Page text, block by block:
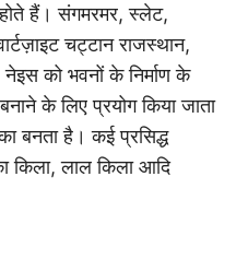
हैं। संगमरमर, स्लेट,
चट्टान राजस्थान,
को भवनों के निर्माण के
के लिए प्रयोग किया जाता
बनता है। कई प्रसिद्ध
लाल किला आदि